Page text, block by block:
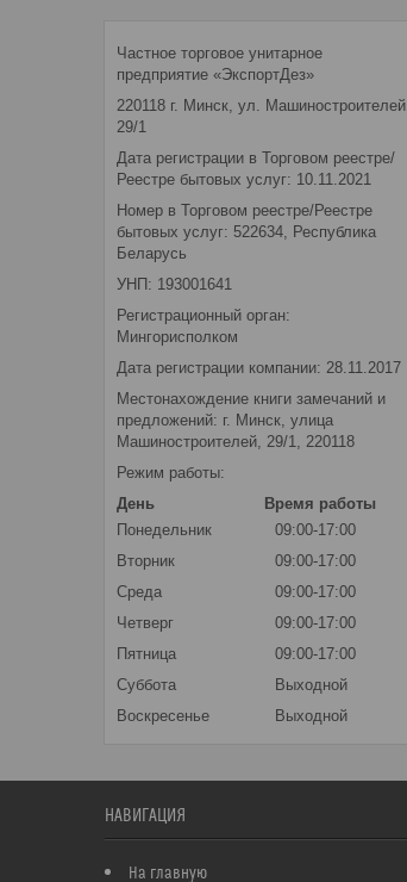
Частное торговое унитарное
предприятие «ЭкспортДез»
220118 г. Минск, ул. Машиностроителей,
29/1
Дата регистрации в Торговом реестре/
Реестре бытовых услуг: 10.11.2021
Номер в Торговом реестре/Реестре
бытовых услуг: 522634, Республика
Беларусь
УНП: 193001641
Регистрационный орган:
Мингорисполком
Дата регистрации компании: 28.11.2017
Местонахождение книги замечаний и
предложений: г. Минск, улица
Машиностроителей, 29/1, 220118
Режим работы:
День
Время работы
Понедельник
09:00-17:00
Вторник
09:00-17:00
Среда
09:00-17:00
Четверг
09:00-17:00
Пятница
09:00-17:00
Суббота
Выходной
Воскресенье
Выходной
НАВИГАЦИЯ
На главную